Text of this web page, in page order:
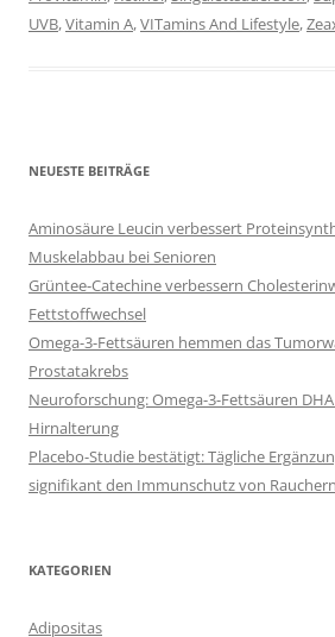
UVB,Vitamin A,VITamins And Lifestyle,
NEUESTE BEITRÄGE
Aminosäure Leucin verbessert
Muskelabbau bei Senioren
Grüntee-Catechine verbessern
Fettstoffwechsel
Omega-3-Fettsäuren hemmen das
Prostatakrebs
Neuroforschung: Omega-3-Fettsäuren
Hirnalterung
Placebo-Studie bestätigt: Tägliche
signifikant den Immunschutz von Rauchern
KATEGORIEN
Adipositas